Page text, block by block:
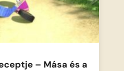
– Mása és a